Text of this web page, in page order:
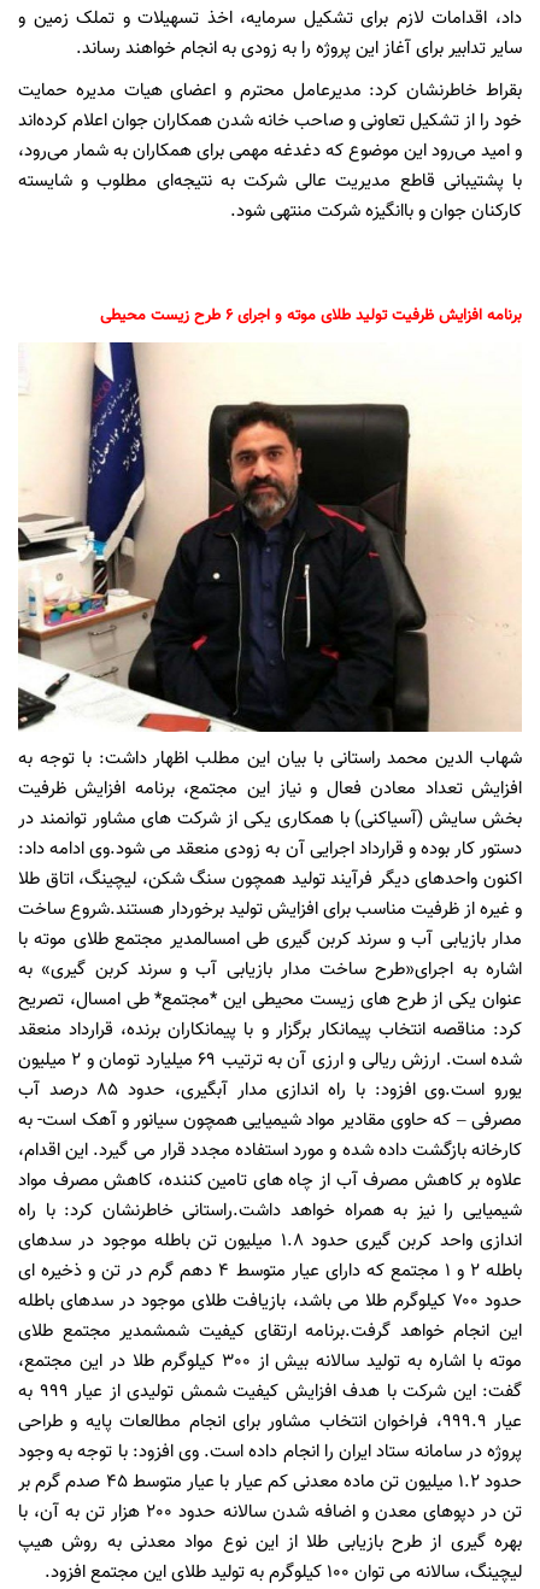
داد، اقدامات لازم برای تشکیل سرمایه، اخذ تسهیلات و تملک زمین و
سایر تدابیر برای آغاز این پروژه را به زودی به انجام خواهند رساند.
بقراط خاطرنشان کرد: مدیرعامل محترم و اعضای هیات مدیره حمایت
خود را از تشکیل تعاونی و صاحب خانه شدن همکاران جوان اعلام کرده‌اند
و امید می‌رود این موضوع که دغدغه مهمی برای همکاران به شمار می‌رود،
با پشتیبانی قاطع مدیریت عالی شرکت به نتیجه‌ای مطلوب و شایسته
کارکنان جوان و باانگیزه شرکت منتهی شود.
برنامه افزایش ظرفیت تولید طلای موته و اجرای 6 طرح زیست محیطی
شهاب الدین محمد راستانی با بیان این مطلب اظهار داشت: با توجه به
افزایش تعداد معادن فعال و نیاز این مجتمع، برنامه افزایش ظرفیت
بخش سایش (آسیاکنی) با همکاری یکی از شرکت های مشاور توانمند در
دستور کار بوده و قرارداد اجرایی آن به زودی منعقد می شود.وی ادامه داد:
اکنون واحدهای دیگر فرآیند تولید همچون سنگ شکن، لیچینگ، اتاق طلا
و غیره از ظرفیت مناسب برای افزایش تولید برخوردار هستند.شروع ساخت
مدار بازیابی آب و سرند کربن گیری طی امسالمدیر مجتمع طلای موته با
اشاره به اجرای«طرح ساخت مدار بازیابی آب و سرند کربن گیری» به
عنوان یکی از طرح های زیست محیطی این *مجتمع* طی امسال، تصریح
کرد: مناقصه انتخاب پیمانکار برگزار و با پیمانکاران برنده، قرارداد منعقد
شده است. ارزش ریالی و ارزی آن به ترتیب 69 میلیارد تومان و 2 میلیون
یورو است.وی افزود: با راه اندازی مدار آبگیری، حدود 85 درصد آب
مصرفی – که حاوی مقادیر مواد شیمیایی همچون سیانور و آهک است- به
کارخانه بازگشت داده شده و مورد استفاده مجدد قرار می گیرد. این اقدام،
علاوه بر کاهش مصرف آب از چاه های تامین کننده، کاهش مصرف مواد
شیمیایی را نیز به همراه خواهد داشت.راستانی خاطرنشان کرد: با راه
اندازی واحد کربن گیری حدود 1.8 میلیون تن باطله موجود در سدهای
باطله 2 و 1 مجتمع که دارای عیار متوسط 4 دهم گرم در تن و ذخیره ای
حدود ۷۰۰ کیلوگرم طلا می باشد، بازیافت طلای موجود در سدهای باطله
این انجام خواهد گرفت.برنامه ارتقای کیفیت شمشمدیر مجتمع طلای
موته با اشاره به تولید سالانه بیش از 300 کیلوگرم طلا در این مجتمع،
گفت: این شرکت با هدف افزایش کیفیت شمش تولیدی از عیار 999 به
عیار 999.9، فراخوان انتخاب مشاور برای انجام مطالعات پایه و طراحی
پروژه در سامانه ستاد ایران را انجام داده است. وی افزود: با توجه به وجود
حدود 1.2 میلیون تن ماده معدنی کم عیار با عیار متوسط 45 صدم گرم بر
تن در دپوهای معدن و اضافه شدن سالانه حدود 200 هزار تن به آن، با
بهره گیری از طرح بازیابی طلا از این نوع مواد معدنی به روش هیپ
لیچینگ، سالانه می توان 100 کیلوگرم به تولید طلای این مجتمع افزود.